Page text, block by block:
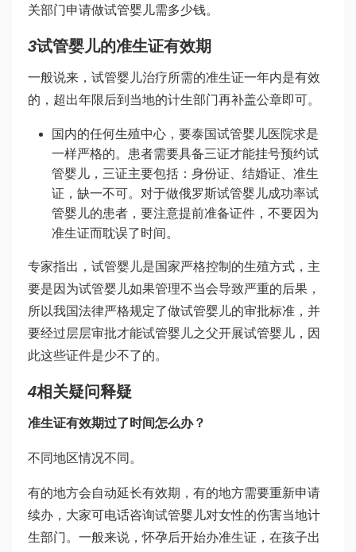
关部门申请做试管婴儿需多少钱。
3试管婴儿的准生证有效期
一般说来，试管婴儿治疗所需的准生证一年内是有效
的，超出年限后到当地的计生部门再补盖公章即可。
国内的任何生殖中心，要泰国试管婴儿医院求是
一样严格的。患者需要具备三证才能挂号预约试
管婴儿，三证主要包括：身份证、结婚证、准生
证，缺一不可。对于做俄罗斯试管婴儿成功率试
管婴儿的患者，要注意提前准备证件，不要因为
准生证而耽误了时间。
专家指出，试管婴儿是国家严格控制的生殖方式，主
要是因为试管婴儿如果管理不当会导致严重的后果，
所以我国法律严格规定了做试管婴儿的审批标准，并
要经过层层审批才能试管婴儿之父开展试管婴儿，因
此这些证件是少不了的。
4相关疑问释疑
准生证有效期过了时间怎么办？
不同地区情况不同。
有的地方会自动延长有效期，有的地方需要重新申请
续办，大家可电话咨询试管婴儿对女性的伤害当地计
生部门。一般来说，怀孕后开始办准生证，在孩子出